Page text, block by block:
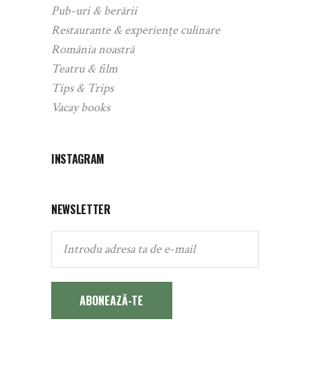
Pub-uri & berării
Restaurante & experiențe culinare
România noastră
Teatru & film
Tips & Trips
Vacay books
INSTAGRAM
NEWSLETTER
ABONEAZĂ-TE